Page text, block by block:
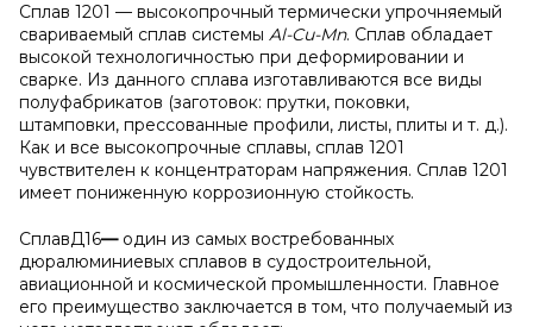
Сплав 1201 — высокопрочный термически упрочняемый
свариваемый сплав системы Al-Cu-Mn. Сплав обладает
высокой технологичностью при деформировании и
сварке. Из данного сплава изготавливаются все виды
полуфабрикатов (заготовок: прутки, поковки,
штамповки, прессованные профили, листы, плиты и т. д.).
Как и все высокопрочные сплавы, сплав 1201
чувствителен к концентраторам напряжения. Сплав 1201
имеет пониженную коррозионную стойкость.
СплавД16— один из самых востребованных
дюралюминиевых сплавов в судостроительной,
авиационной и космической промышленности. Главное
его преимущество заключается в том, что получаемый из